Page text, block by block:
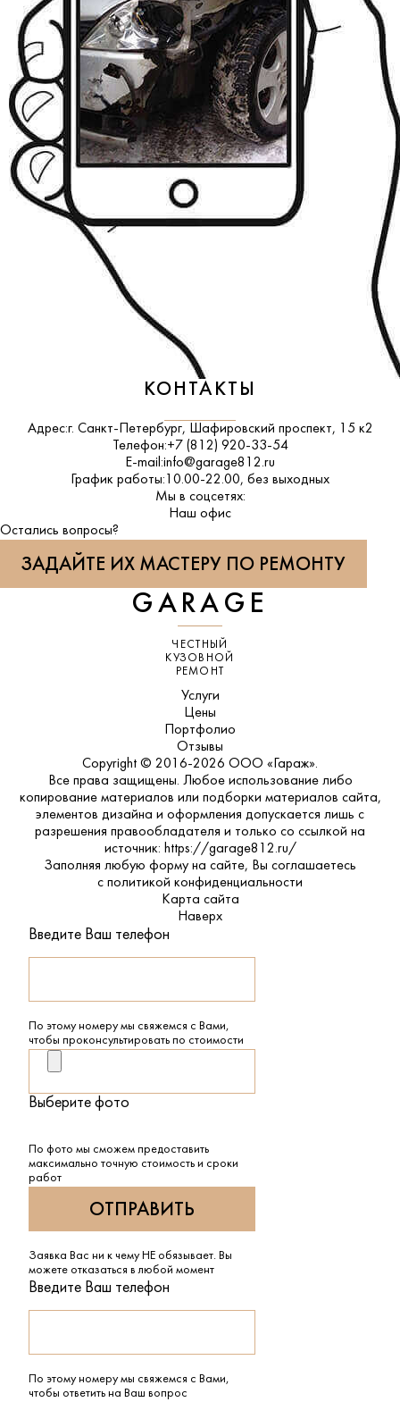
КОНТАКТЫ
Адрес:г. Санкт-Петербург, Шафировский проспект, 15 к2
Телефон:+7 (812) 920-33-54
E-mail:info@garage812.ru
График работы:10.00-22.00, без выходных
Мы в соцсетях:
ВКонтакте
Наш офис
Остались вопросы?
ЗАДАЙТЕ ИХ МАСТЕРУ ПО РЕМОНТУ
GARAGE
ЧЕСТНЫЙ
КУЗОВНОЙ
РЕМОНТ
Услуги
Цены
Портфолио
Отзывы
Copyright © 2016-2026 ООО «Гараж».
Все права защищены. Любое использование либо
копирование материалов или подборки материалов сайта,
элементов дизайна и оформления допускается лишь с
разрешения правообладателя и только со ссылкой на
источник: https://garage812.ru/
Заполняя любую форму на сайте, Вы соглашаетесь
с политикой конфиденциальности
Карта сайта
Наверх
Введите Ваш телефон
По этому номеру мы свяжемся с Вами,
чтобы проконсультировать по стоимости
Выберите фото
По фото мы сможем предоставить
максимально точную стоимость и сроки
работ
Заявка Вас ни к чему НЕ обязывает. Вы
можете отказаться в любой момент
Введите Ваш телефон
По этому номеру мы свяжемся с Вами,
чтобы ответить на Ваш вопрос